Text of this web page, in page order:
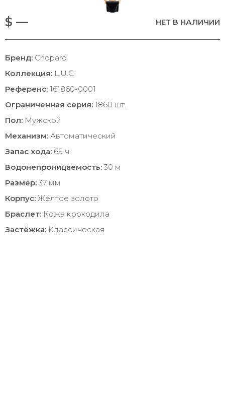
$ — НЕТ В НАЛИЧИИ
Бренд: Chopard
Коллекция: L.U.C
Референс: 161860-0001
Ограниченная серия: 1860 шт.
Пол: Мужской
Механизм: Автоматический
Запас хода: 65 ч.
Водонепроницаемость: 30 м
Размер: 37 мм
Корпус: Жёлтое золото
Браслет: Кожа крокодила
Застёжка: Классическая